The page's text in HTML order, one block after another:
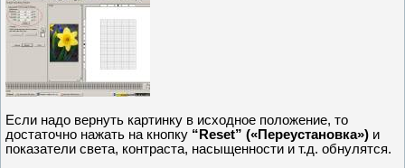
Если надо вернуть картинку в исходное положение, то
достаточно нажать на кнопку “Reset” («Переустановка») и
показатели света, контраста, насыщенности и т.д. обнулятся.